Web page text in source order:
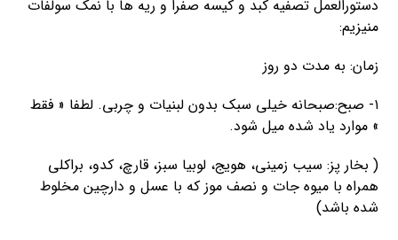
دستورالعمل تصفیه کبد و کیسه صفرا و ریه ها با نمک سولفات
منیزیم:
زمان: به مدت دو روز
۱- صبح:صبحانه خیلی سبک بدون لبنیات و چربی. لطفا « فقط
» موارد یاد شده میل شود.
( بخار پز: سیب زمینی، هویج، لوبیا سبز، قارچ، کدو، براکلی
همراه با میوه جات و نصف موز که با عسل و دارچین مخلوط
شده باشد)